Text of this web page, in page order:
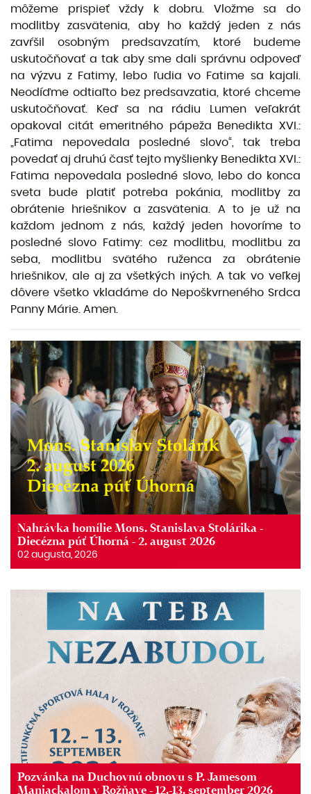
môžeme prispieť vždy k dobru. Vložme sa do
modlitby zasvätenia, aby ho každý jeden z nás
zavŕšil osobným predsavzatím, ktoré budeme
uskutočňovať a tak aby sme dali správnu odpoveď
na výzvu z Fatimy, lebo ľudia vo Fatime sa kajali.
Neodíďme odtiaľto bez predsavzatia, ktoré chceme
uskutočňovať. Keď sa na rádiu Lumen veľakrát
opakoval citát emeritného pápeža Benedikta XVI.:
„Fatima nepovedala posledné slovo“, tak treba
povedať aj druhú časť tejto myšlienky Benedikta XVI.:
Fatima nepovedala posledné slovo, lebo do konca
sveta bude platiť potreba pokánia, modlitby za
obrátenie hriešnikov a zasvätenia. A to je už na
každom jednom z nás, každý jeden hovoríme to
posledné slovo Fatimy: cez modlitbu, modlitbu za
seba, modlitbu svätého ruženca za obrátenie
hriešnikov, ale aj za všetkých iných. A tak vo veľkej
dôvere všetko vkladáme do Nepoškvrneného Srdca
Panny Márie. Amen.
Nahrávka homílie Mons. Stanislava Stolárika -
Diecézna púť Úhorná - 2. august 2026
02 augusta, 2026
Pozvánka na Duchovnú obnovu s P. Jamesom
Manjackalom v Rožňave - 12.-13. september 2026